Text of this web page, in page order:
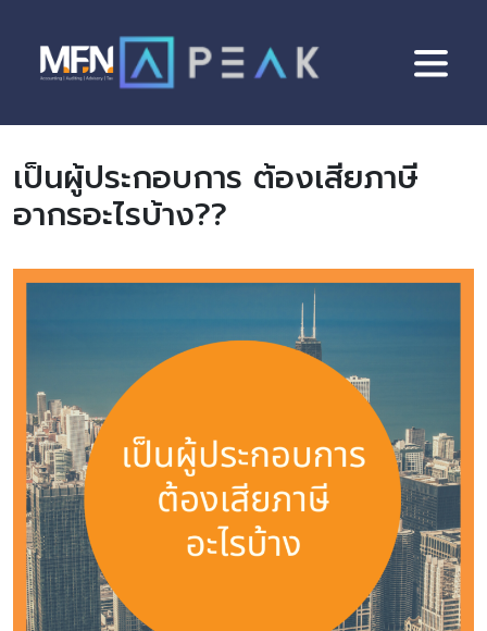
content
เป็นผู้ประกอบการ ต้องเสียภาษี
อากรอะไรบ้าง??